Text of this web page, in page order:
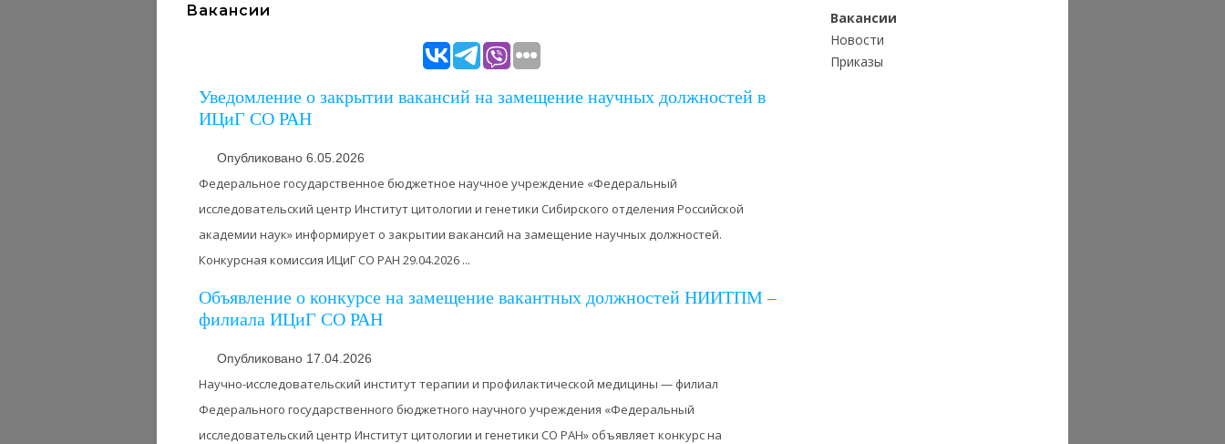
Вакансии
Уведомление о закрытии вакансий на замещение научных должностей в
ИЦиГ СО РАН
Опубликовано 6.05.2026
Федеральное государственное бюджетное научное учреждение «Федеральный
исследовательский центр Институт цитологии и генетики Сибирского отделения Российской
академии наук» информирует о закрытии вакансий на замещение научных должностей.
Конкурсная комиссия ИЦиГ СО РАН 29.04.2026 ...
Объявление о конкурсе на замещение вакантных должностей НИИТПМ –
филиала ИЦиГ СО РАН
Опубликовано 17.04.2026
Научно-исследовательский институт терапии и профилактической медицины — филиал
Федерального государственного бюджетного научного учреждения «Федеральный
исследовательский центр Институт цитологии и генетики СО РАН» объявляет конкурс на
Вакансии
Новости
Приказы